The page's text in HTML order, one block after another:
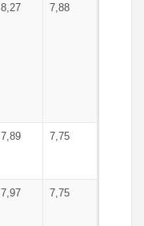
8,27 7,88
7,89 7,75
7,97 7,75